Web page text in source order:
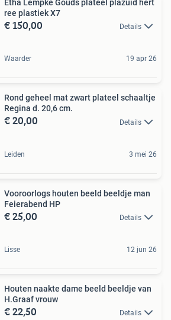
Etha Lempke Gouds plateel plazuid hert
ree plastiek X7
€ 150,00 Details
Waarder 19 apr 26
Rond geheel mat zwart plateel schaaltje
Regina d. 20,6 cm.
€ 20,00 Details
Leiden 3 mei 26
Vooroorlogs houten beeld beeldje man
Feierabend HP
€ 25,00 Details
Lisse 12 jun 26
Houten naakte dame beeld beeldje van
H.Graaf vrouw
€ 22,50 Details